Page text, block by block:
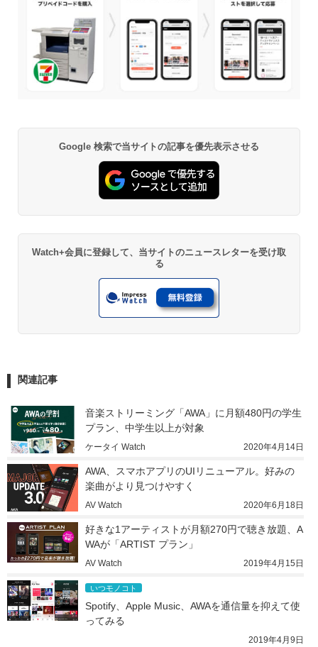
Google 検索で当サイトの記事を優先表示させる
Watch+会員に登録して、当サイトのニュースレターを受け取
る
関連記事
音楽ストリーミング「AWA」に月額480円の学生
プラン、中学生以上が対象
ケータイ Watch 2020年4月14日
AWA、スマホアプリのUIリニューアル。好みの
楽曲がより見つけやすく
AV Watch 2020年6月18日
好きな1アーティストが月額270円で聴き放題、A
WAが「ARTIST プラン」
AV Watch 2019年4月15日
いつモノコト
Spotify、Apple Music、AWAを通信量を抑えて使
ってみる
2019年4月9日